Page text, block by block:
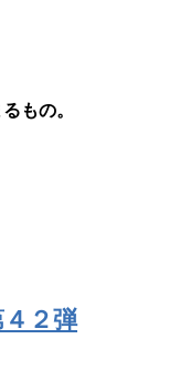
もの。
２弾